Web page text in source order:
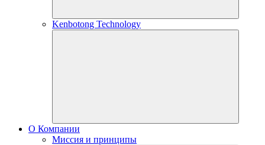
Kenbotong Technology
О Компании
Миссия и принципы